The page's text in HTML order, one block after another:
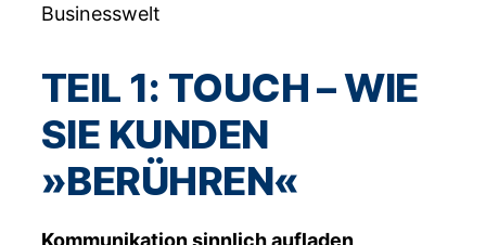
Businesswelt
TEIL 1: TOUCH – WIE
SIE KUNDEN
»BERÜHREN«